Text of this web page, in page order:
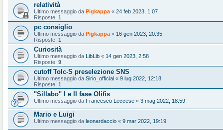
relatività
Ultimo messaggio da Pigkappa « 24 feb 2023, 1:07
Risposte: 1
pc consiglio
Ultimo messaggio da Pigkappa « 16 gen 2023, 20:35
Risposte: 1
Curiosità
Ultimo messaggio da LibLib « 14 gen 2023, 2:58
Risposte: 9
cutoff Tolc-S preselezione SNS
Ultimo messaggio da Sirio_official « 9 lug 2022, 12:18
Risposte: 1
"Sillabo" I e II fase Olifis
Ultimo messaggio da Francesco Leccese « 3 mag 2022, 18:59
Mario e Luigi
Ultimo messaggio da leonardaccio « 9 mar 2022, 19:19